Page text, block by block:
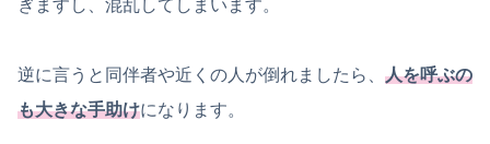
ぎますし、混乱してしまいます。
逆に言うと同伴者や近くの人が倒れましたら、 人を呼ぶの
も大きな手助けになります。